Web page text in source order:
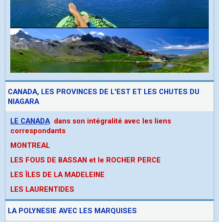
CANADA, LES PROVINCES DE L'EST ET LES CHUTES DU
NIAGARA
LE CANADA dans son intégralité avec les liens
correspondants
MONTREAL
LES FOUS DE BASSAN et le ROCHER PERCE
LES ÎLES DE LA MADELEINE
LES LAURENTIDES
LA POLYNESIE AVEC LES MARQUISES